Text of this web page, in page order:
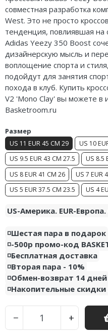
совместная разработка
West. Это не просто
тенденция, повлиявшая
Adidas Yeezy 350 Boost
дизайнерскую мысль и
воплощение спорта и
подойдут для занятия
похода в клуб. Купить
V2 'Mono Clay' вы можете в
Basketroom.ru
Размер
US 11 EUR 45 CM 29
US 10
US 9.5 EUR 43 CM 27.5
US 8.5
US 8 EUR 41 CM 26
US 7 EUR
US 5 EUR 37.5 CM 23.5
US 4
US-Америка. EUR-
◽️Шестая пара в подарок
◽️-500р промо-код
◽️Бесплатная доставка
◽️Вторая пара - 10%
◽️Обмен-возврат 14 дней
◽️Накопительные
− +
Air Jordan 5
Air Jordan 6
Air Jordan 7
Air Jordan 10
Air Jordan 11
Air Jordan 13
Air Jordan 14
Air Jordan 15
Nike Air Deldon
Nike Sabrina
Nike A’ja
Nike ST
Nike GT
Nike Book
Nike LeBron
Nike Kyrie
Nike PG
Nike Kobe
Nike Uptempo
Nike Foamposite